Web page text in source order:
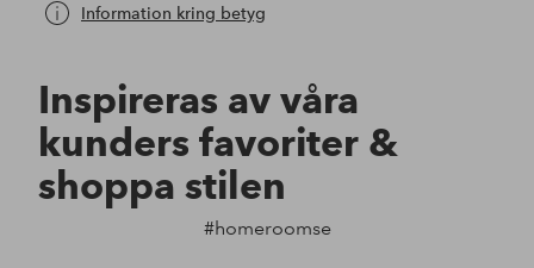
Information kring betyg
Inspireras av våra
kunders favoriter &
shoppa stilen
#homeroomse